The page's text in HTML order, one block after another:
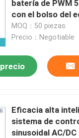
de UPS
activo
batería de PWM
con el bolso del
MOQ：50 piezas
Precio：Negotiable
Eficacia alta
sistema de
sinusoidal AC/